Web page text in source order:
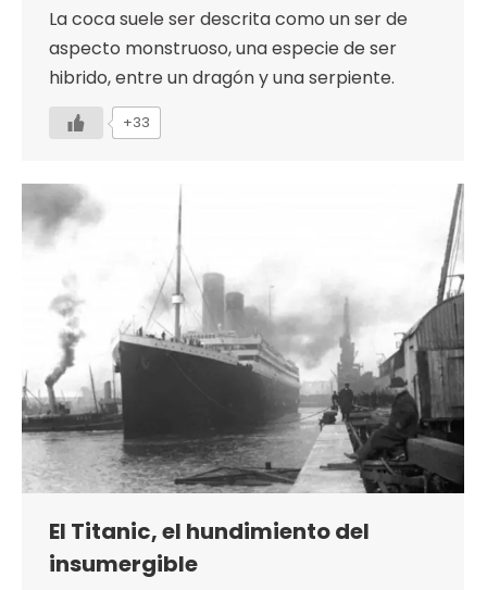
La coca suele ser descrita como un ser de
aspecto monstruoso, una especie de ser
hibrido, entre un dragón y una serpiente.
+33
El Titanic, el hundimiento del
insumergible